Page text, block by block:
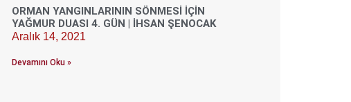
ORMAN YANGINLARININ SÖNMESI İÇIN
YAĞMUR DUASI 4. GÜN | İHSAN ŞENOCAK
Aralık 14, 2021
Devamını Oku »